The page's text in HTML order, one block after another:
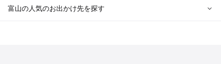
富山の人気のお出かけ先を探す